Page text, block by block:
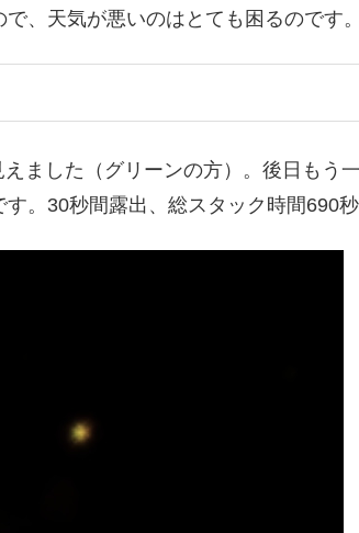
、天気が悪いのはとても困るのです。
ました（グリーンの方）。後日もう
。30秒間露出、総スタック時間690秒